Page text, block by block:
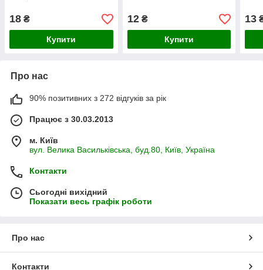
18 ₴
Купити
12₴
Купити
13
Про нас
90% позитивних з 272 відгуків за рік
Працює з 30.03.2013
м. Київ
вул. Велика Васильківська, буд.80, Київ, Україна
Контакти
Сьогодні вихідний
Показати весь графік роботи
Про нас
Контакти